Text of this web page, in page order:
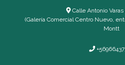
Calle Antonio Varas
(Galería Comercial Centro Nuevo,
Montt